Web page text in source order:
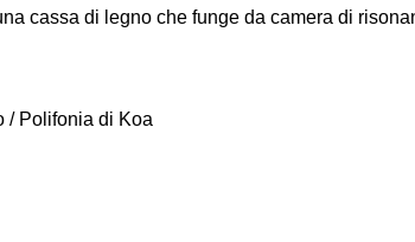
cassa di legno che funge da camera di
/ Polifonia di Koa